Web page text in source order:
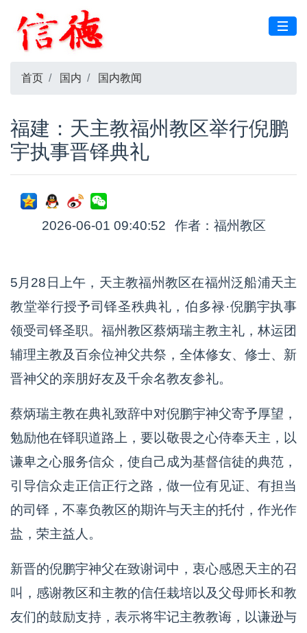
首页 国内 国内教闻
福建：天主教福州教区举行倪鹏
宇执事晋铎典礼
2026-06-01 09:40:52 作者：福州教区
5月28日上午，天主教福州教区在福州泛船浦天主
教堂举行授予司铎圣秩典礼，伯多禄·倪鹏宇执事
领受司铎圣职。福州教区蔡炳瑞主教主礼，林运团
辅理主教及百余位神父共祭，全体修女、修士、新
晋神父的亲朋好友及千余名教友参礼。
蔡炳瑞主教在典礼致辞中对倪鹏宇神父寄予厚望，
勉励他在铎职道路上，要以敬畏之心侍奉天主，以
谦卑之心服务信众，使自己成为基督信徒的典范，
引导信众走正信正行之路，做一位有见证、有担当
的司铎，不辜负教区的期许与天主的托付，作光作
盐，荣主益人。
新晋的倪鹏宇神父在致谢词中，衷心感恩天主的召
叫，感谢教区和主教的信任栽培以及父母师长和教
友们的鼓励支持，表示将牢记主教教诲，以谦逊与